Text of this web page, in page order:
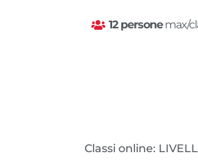
12 personemax/
Classi online: